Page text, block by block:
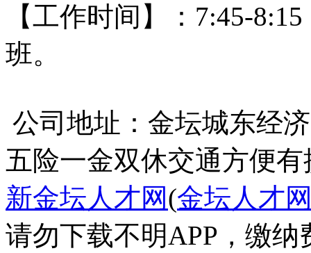
【工作时间】：7:45-
班。
五险一金双休交通方便有
新金坛人才网(金坛人才
请勿下载不明APP，缴